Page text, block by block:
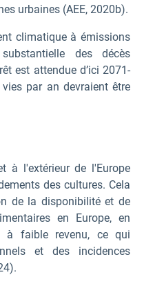
urbaines (AEE, 2020b).
climatique à émissions
des décès
est attendue d’ici 2071-
par an devraient être
à l'extérieur de l'Europe
des cultures. Cela
de la disponibilité et de
en Europe, en
à faible revenu, ce qui
et des incidences